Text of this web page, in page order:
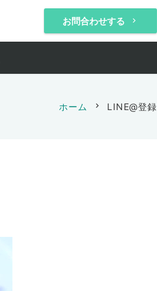
お問合わせする keyboard_arrow_right
ホーム chevron_right LINE@登録